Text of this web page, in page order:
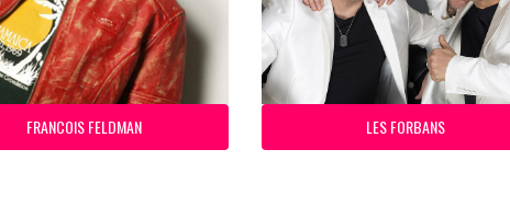
FRANCOIS FELDMAN LES FORBANS